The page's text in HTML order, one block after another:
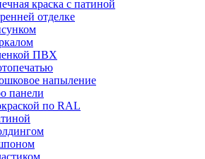
краска с патиной
отделке
ПВХ
напыление
панели
по RAL